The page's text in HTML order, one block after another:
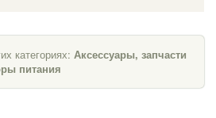
категориях: Аксессуары, запчасти
питания